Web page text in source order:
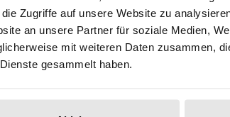
die Zugriffe auf unsere Website zu
an unsere Partner für soziale Medien,
mit weiteren Daten zusammen,
gesammelt haben.
sind in der Krise. Wie soll man in